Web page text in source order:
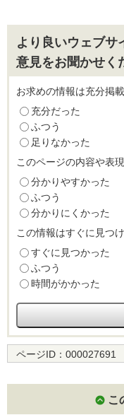
より良いウェブサ
意見をお聞かせく
お求めの情報は充分掲
充分だった
ふつう
足りなかった
このページの内容や表
分かりやすかった
ふつう
分かりにくかった
この情報はすぐに見つ
すぐに見つかった
ふつう
時間がかかった
ページID： 000027691
こ